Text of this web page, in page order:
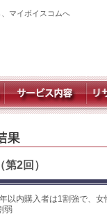
マイボイスコムへ
2回）
以内購入者は1割強で、
弱